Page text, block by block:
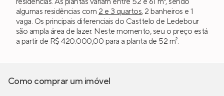
algumas residências com 2 e 3 quartos, 2 banheiros e 1
vaga. Os principais diferenciais do Casttelo de Ledebour
são ampla área de lazer. Neste momento, seu o preço está
a partir de R$ 420.000,00 para a planta de 52 m².
Como comprar um imóvel